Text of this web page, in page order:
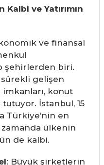
ve Yatırımın
ve finansal
şehirlerden biri.
sürekli gelişen
imkanları, konut
İstanbul, 15
Türkiye’nin en
zamanda ülkenin
de kalbi.
: Büyük şirketlerin